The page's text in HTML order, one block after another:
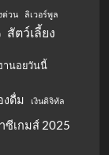
ด่วน
ลิเวอร์พูล
สัตว์เลี้ยง
านอยวันนี้
งดื่ม เงินดิจิทัล
ซีเกมส์ 2025